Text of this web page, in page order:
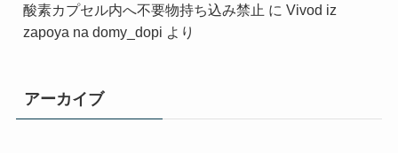
酸素カプセル内へ不要物持ち込み禁止 に Vivod iz
zapoya na domy_dopi より
アーカイブ